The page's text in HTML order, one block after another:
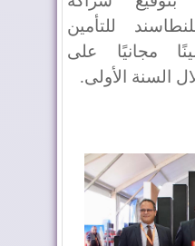
للتأمين
مجانيًا على
السنة الأولى.